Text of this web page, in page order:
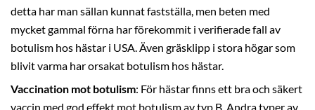
detta har man sällan kunnat fastställa, men beten med
mycket gammal förna har förekommit i verifierade fall av
botulism hos hästar i USA. Även gräsklipp i stora högar som
blivit varma har orsakat botulism hos hästar.
Vaccination mot botulism: För hästar finns ett bra och säkert
vaccin med god effekt mot botulism av typ B. Andra typer av